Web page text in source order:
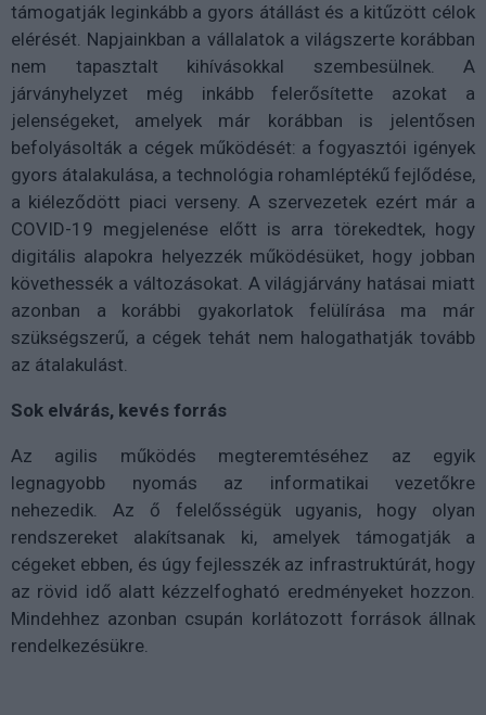
támogatják leginkább a gyors átállást és a kitűzött célok
elérését. Napjainkban a vállalatok a világszerte korábban
nem tapasztalt kihívásokkal szembesülnek. A
járványhelyzet még inkább felerősítette azokat a
jelenségeket, amelyek már korábban is jelentősen
befolyásolták a cégek működését: a fogyasztói igények
gyors átalakulása, a technológia rohamléptékű fejlődése,
a kiéleződött piaci verseny. A szervezetek ezért már a
COVID-19 megjelenése előtt is arra törekedtek, hogy
digitális alapokra helyezzék működésüket, hogy jobban
követhessék a változásokat. A világjárvány hatásai miatt
azonban a korábbi gyakorlatok felülírása ma már
szükségszerű, a cégek tehát nem halogathatják tovább
az átalakulást.
Sok elvárás, kevés forrás
Az agilis működés megteremtéséhez az egyik
legnagyobb nyomás az informatikai vezetőkre
nehezedik. Az ő felelősségük ugyanis, hogy olyan
rendszereket alakítsanak ki, amelyek támogatják a
cégeket ebben, és úgy fejlesszék az infrastruktúrát, hogy
az rövid idő alatt kézzelfogható eredményeket hozzon.
Mindehhez azonban csupán korlátozott források állnak
rendelkezésükre.